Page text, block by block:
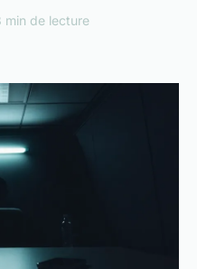
de lecture